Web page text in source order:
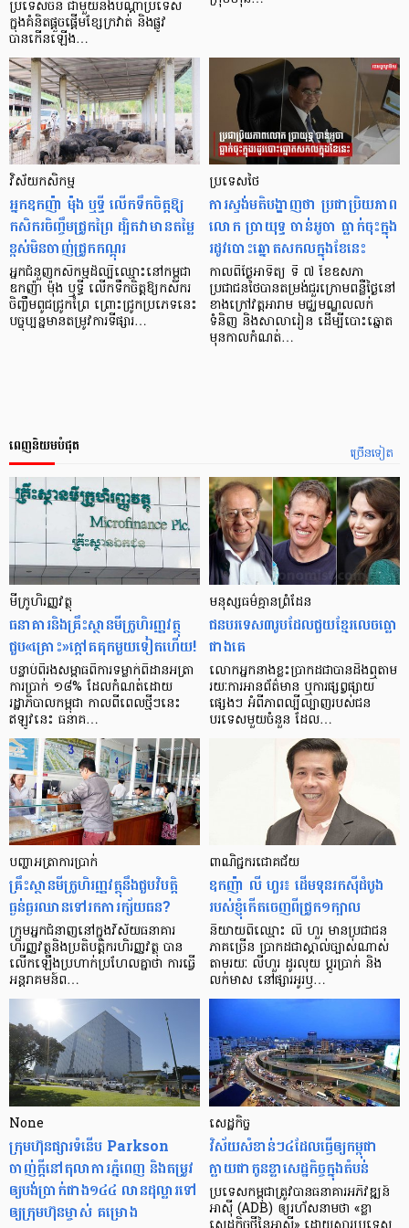
ប្រទេសចិន ជាមួយនឹងបណ្តាប្រទេស
ក្នុងគំនិតផ្តួចផ្តើមខ្សែក្រវាត់ និងផ្លូវ
បានកើនឡើង…
វិស័យកសិកម្ម
អ្នកឧកញ៉ា ម៉ុង ឬទ្ធី លើកទឹកចិត្តឱ្យ
កសិករចិញ្ចឹមជ្រូកព្រៃ ដ្បិតវាមានតម្លៃ
ខ្ពស់មិនចាញ់ជ្រូកកណ្ដុរ
អ្នកជំនួញកសិកម្មដ៏ល្បីឈ្មោះនៅកម្ពុជា
ឧកញ៉ា ម៉ុង ឬទ្ធី លើកទឹកចិត្តឱ្យកសិករ
ចិញ្ចឹមពូជជ្រូកព្រៃ ព្រោះជ្រូកប្រភេទនេះ
បច្ចុប្បន្នមានតម្រូវការទីផ្សារ…
ប្រទេសថៃ
ការស្ទង់មតិបង្ហាញថា ប្រជាប្រិយភាព
លោក ប្រាយុទ្ធ ចាន់អូចា ធ្លាក់ចុះក្នុង
រដូវបោះឆ្នោតសកលក្នុងខែនេះ
កាលពីថ្ងៃអាទិត្យ ទី ៧ ខែឧសភា
ប្រជាជនថៃបានតម្រង់ជួរក្រោមពន្លឺថ្ងៃនៅ
ខាងក្រៅវត្តអារាម មជ្ឈមណ្ឌលលក់
ទំនិញ និងសាលារៀន ដើម្បីបោះឆ្នោត
មុនកាលកំណត់…
ច្រើនទៀត
ពេញនិយមបំផុត
មីក្រូ​ហិរញ្ញវត្ថុ
ធនាគារ​និង​គ្រឹះស្ថាន​មីក្រូ​ហិរញ្ញវត្ថុ​
ជួប«គ្រោះ»ក្តៅ​គគុក​មួយ​ទៀត​ហើយ!
បន្ទាប់​ពី​រង​សម្ពាធ​​ពី​ការ​ទម្លាក់​ពិដាន​អត្រា​
ការ​ប្រាក់ ១៨​% ដែល​កំណត់​ដោយ​
រដ្ឋាភិបាល​កម្ពុជា កាល​ពី​ពេល​ថ្មីៗ​នេះ
ឥឡូវ​នេះ ធនាគ…
មនុស្ស​ធម៌​គ្មាន​ព្រំដែន
ជន​បរទេស​៣​រូប​ដែល​ជួយ​ខ្មែរ​លេច​ធ្លោ​
ជាង​គេ
លោកអ្នក​នាង​ខ្លះ​ប្រាកដ​ជា​បាន​​ដឹង​ឮ​តាម​
រយៈ​ការ​អាន​ព័ត៌មាន ឬ​ការ​ផ្សព្វផ្សាយ​
ផ្សេងៗ អំពី​ភាព​ល្បីល្បាញ​របស់​ជន​
បរទេស​មួយ​ចំនួន ដែល…
បញ្ហា​អត្រា​ការប្រាក់
គ្រឹះស្ថាន​មីក្រូ​ហិរញ្ញវត្ថុ​នឹង​ជួប​វិបត្តិ​
ធ្ងន់ធ្ងរ​ឈាន​ទៅ​រក​ការ​ក្ស័យធន?
ក្រុម​អ្នក​ជំនាញ​នៅ​ក្នុង​វិស័យ​ធនាគារ
ហិរញ្ញវត្ថុ​និង​ប្រតិបត្តិករ​ហិរញ្ញ​វត្ថុ បាន​​
លើក​ឡើង​ប្រហាក់​ប្រហែល​គ្នា​ថា ការ​ធ្វើ​
អន្តរាគមន៍​ព…
ពាណិជ្ជករជោគជ័យ
ឧកញ៉ា លី ហួរ៖ ដើមទុនរកស៊ីដំបូង
របស់ខ្ញុំកើតចេញពីជ្រូក១ក្បាល
និយាយ​ពី​ឈ្មោះ លី ហួរ មាន​ប្រជាជន​
ភាគ​ច្រើន ប្រាកដ​ជា​ស្គាល់​ច្បាស់​ណាស់
តាមរយៈ លីហួរ ដូរ​លុយ ប្តូរ​បា្រក់ និង​
លក់​មាស នៅ​ផ្សារ​អូរ​ឫ…
None
ក្រុមហ៊ុនផ្សារទំនើប Parkson
ចាញ់ក្ដីនៅតុលាការភ្នំពេញ និងតម្រូវ
ឲ្យបង់ប្រាក់ជាង១៤៤ លានដុល្លារទៅ
ឲ្យក្រុមហ៊ុនម្ចាស់ គម្រោង
សេដ្ឋកិច្ច​
វិស័យ​សំខាន់ៗ​៤​ដែល​ធ្វើ​ឲ្យ​កម្ពុជា​
ក្លាយ​ជា​កូន​ខ្លា​សេដ្ឋកិច្ច​ក្នុង​តំបន់
ប្រទេស​កម្ពុជា​ត្រូវ​បាន​ធនាគារ​អភិវឌ្ឍន៍​
អាស៊ី (ADB) ឲ្យ​រហ័ស​នាមថា «ខ្លា​